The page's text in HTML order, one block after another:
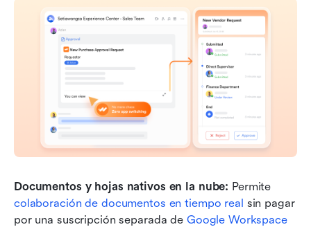
Documentos y hojas nativos en la nube:
colaboración de documentos en tiempo real sin pagar
por una suscripción separada de Google Workspace